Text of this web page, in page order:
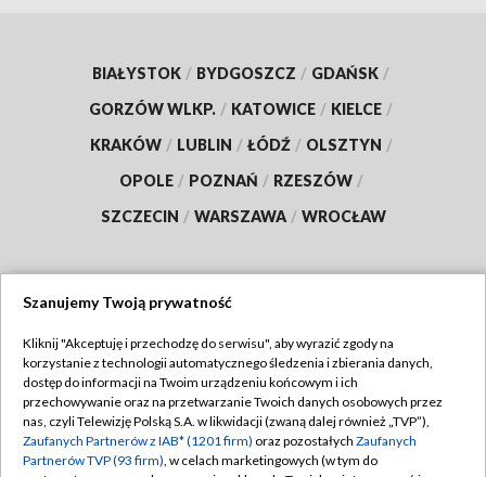
BIAŁYSTOK / BYDGOSZCZ / GDAŃSK /
GORZÓW WLKP. / KATOWICE / KIELCE /
KRAKÓW / LUBLIN / ŁÓDŹ / OLSZTYN /
OPOLE / POZNAŃ / RZESZÓW /
SZCZECIN / WARSZAWA / WROCŁAW
TVP
Abonament TVP
Emisja w TVP
Centrum informacji TVP
Regulamin TVP
Polityka prywatności
Szanujemy Twoją prywatność
Kliknij "Akceptuję i przechodzę do serwisu", aby wyrazić zgody na
korzystanie z technologii automatycznego śledzenia i zbierania danych,
dostęp do informacji na Twoim urządzeniu końcowym i ich
przechowywanie oraz na przetwarzanie Twoich danych osobowych przez
nas, czyli Telewizję Polską S.A. w likwidacji (zwaną dalej również „TVP”),
Zaufanych Partnerów z IAB* (1201 firm) oraz pozostałych Zaufanych
Partnerów TVP (93 firm), w celach marketingowych (w tym do